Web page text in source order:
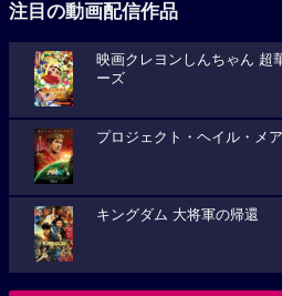
注目の動画配信作品
映画クレヨンしんちゃん 超
ーズ
プロジェクト・ヘイル・メ
キングダム 大将軍の帰還